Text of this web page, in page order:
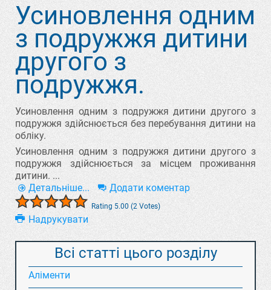
Усиновлення одним
з подружжя дитини
другого з
подружжя.
Усиновлення одним з подружжя дитини другого з
подружжя здійснюється без перебування дитини на
обліку.
Усиновлення одним з подружжя дитини другого з
подружжя здійснюється за місцем проживання
дитини. ...
Детальніше...
Додати коментар
Rating 5.00 (2 Votes)
Надрукувати
Всі статті цього розділу
Аліменти